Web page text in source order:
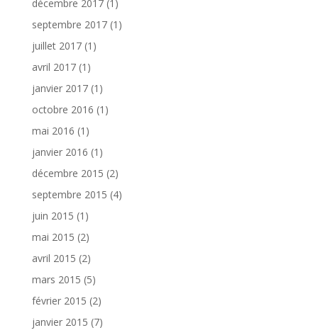
décembre 2017(1)
septembre 2017(1)
juillet 2017(1)
avril 2017(1)
janvier 2017(1)
octobre 2016 (1)
mai 2016 (1)
janvier 2016 (1)
décembre 2015 (2)
septembre 2015 (4)
juin 2015 (1)
mai 2015 (2)
avril 2015 (2)
mars 2015 (5)
février 2015 (2)
janvier 2015 (7)